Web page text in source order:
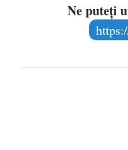
Ne puteți